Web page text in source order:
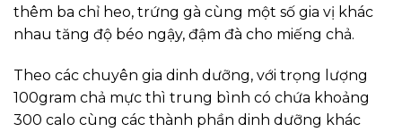
thêm ba chỉ heo, trứng gà cùng một số gia vị khác
nhau tăng độ béo ngậy, đậm đà cho miếng chả.
Theo các chuyên gia dinh dưỡng, với trọng lượng
100gram chả mực thì trung bình có chứa khoảng
300 calo cùng các thành phần dinh dưỡng khác